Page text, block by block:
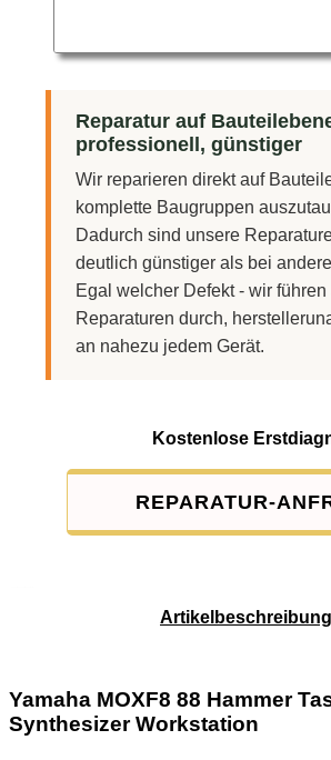
Reparatur auf
professionell, günstiger
Wir reparieren direkt auf
komplette Baugruppen
Dadurch sind unsere
deutlich günstiger als bei
Egal welcher Defekt - wir
Reparaturen durch,
an nahezu jedem Gerät.
Kostenlose
REPARATUR-
Yamaha MOXF8 88 Hammer
Synthesizer Workstation